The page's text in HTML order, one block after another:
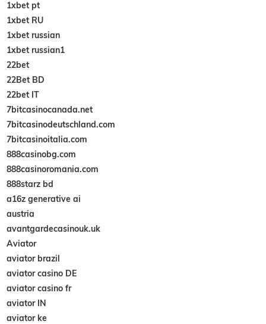
1xbet pt
1xbet RU
1xbet russian
1xbet russian1
22bet
22Bet BD
22bet IT
7bitcasinocanada.net
7bitcasinodeutschland.com
7bitcasinoitalia.com
888casinobg.com
888casinoromania.com
888starz bd
a16z generative ai
austria
avantgardecasinouk.uk
Aviator
aviator brazil
aviator casino DE
aviator casino fr
aviator IN
aviator ke